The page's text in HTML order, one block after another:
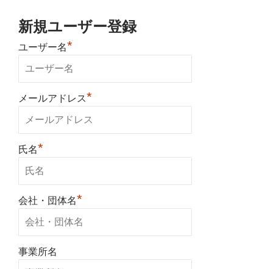
新規ユーザー登録
ユーザー名*
メールアドレス*
氏名*
会社・団体名*
事業所名